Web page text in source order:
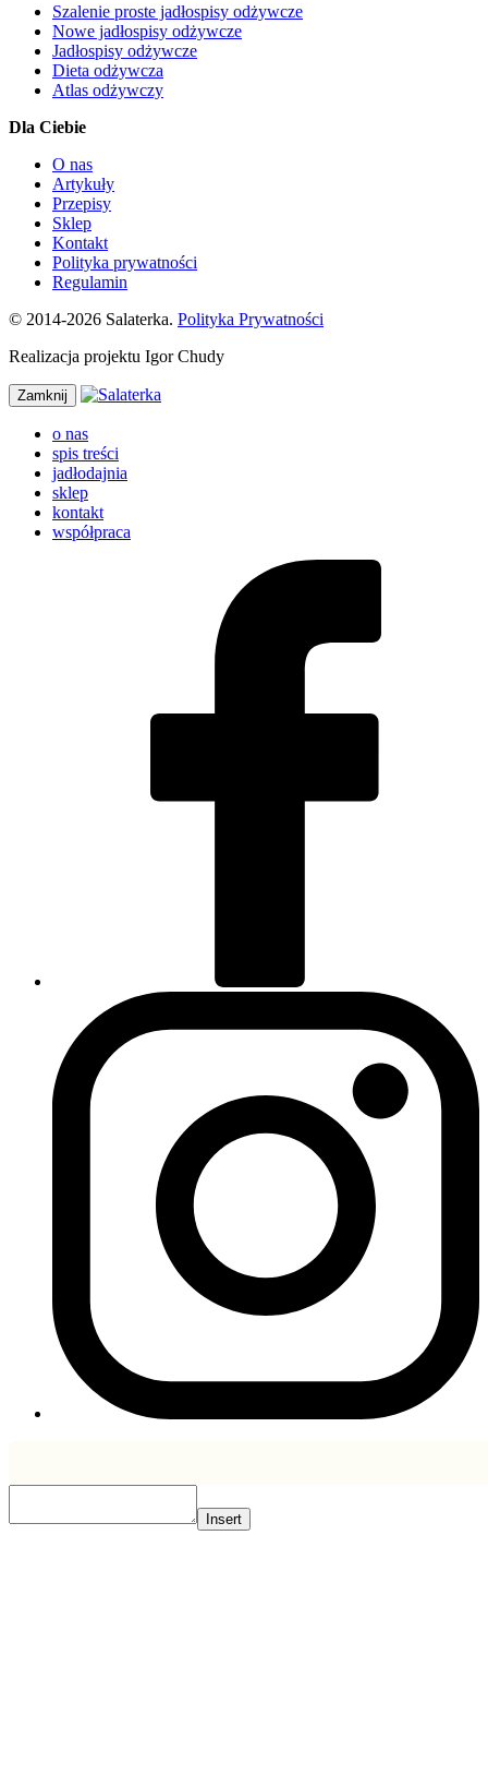
Szalenie proste jadłospisy odżywcze
Nowe jadłospisy odżywcze
Jadłospisy odżywcze
Dieta odżywcza
Atlas odżywczy
Dla Ciebie
O nas
Artykuły
Przepisy
Sklep
Kontakt
Polityka prywatności
Regulamin
© 2014-2026 Salaterka. Polityka Prywatności
Realizacja projektu Igor Chudy
Zamknij
o nas
spis treści
jadłodajnia
sklep
kontakt
współpraca
Insert